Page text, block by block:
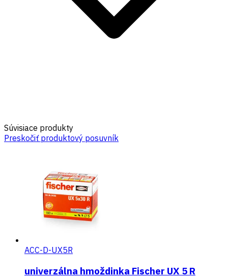
Súvisiace produkty
Preskočiť produktový posuvník
ACC-D-UX5R
univerzálna hmoždinka Fischer UX 5 R